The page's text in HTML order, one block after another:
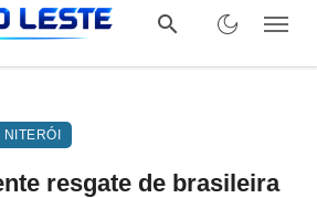
NITERÓI
resgate de brasileira